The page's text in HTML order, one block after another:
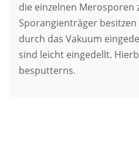
die einzelnen Merosporen
Sporangienträger
durch das Vakuum
sind leicht eingedellt.
besputterns.